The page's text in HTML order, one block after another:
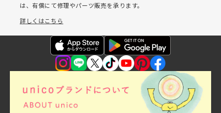
は、有償にて修理やパーツ販売を承ります。
詳しくはこちら